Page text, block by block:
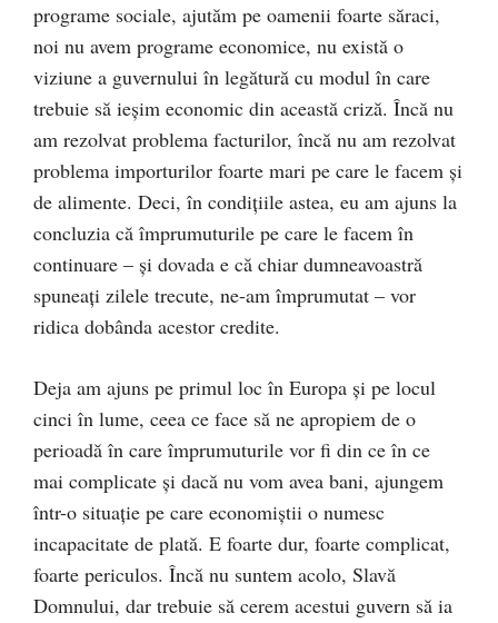
programe sociale, ajutăm pe oamenii foarte săraci,
noi nu avem programe economice, nu există o
viziune a guvernului în legătură cu modul în care
trebuie să ieşim economic din această criză. Încă nu
am rezolvat problema facturilor, încă nu am rezolvat
problema importurilor foarte mari pe care le facem şi
de alimente. Deci, în condiţiile astea, eu am ajuns la
concluzia că împrumuturile pe care le facem în
continuare – şi dovada e că chiar dumneavoastră
spuneaţi zilele trecute, ne-am împrumutat – vor
ridica dobânda acestor credite.
Deja am ajuns pe primul loc în Europa și pe locul
cinci în lume, ceea ce face să ne apropiem de o
perioadă în care împrumuturile vor fi din ce în ce
mai complicate şi dacă nu vom avea bani, ajungem
într-o situaţie pe care economiştii o numesc
incapacitate de plată. E foarte dur, foarte complicat,
foarte periculos. Încă nu suntem acolo, Slavă
Domnului, dar trebuie să cerem acestui guvern să ia